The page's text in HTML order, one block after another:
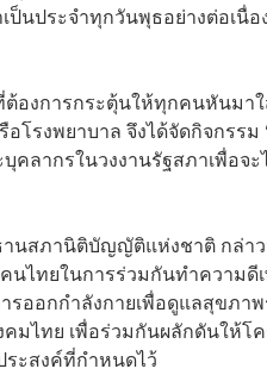
นประจำทุกวันพุธอย่างต่อเนื่
องการกระตุ้นให้ทุกคนหันมา
รงพยาบาล จึงได้จัดกิจกรรม
ลากรในวงงานรัฐสภาเพื่อจ
นสภานิติบัญญัติแห่งชาติ กล่า
ไทยในการร่วมกันทำความดี
อกกำลังกายเพื่อดูแลสุขภาพ
ไทย เพื่อร่วมกันผลักดันให้โค
ระสงค์ที่กำหนดไว้